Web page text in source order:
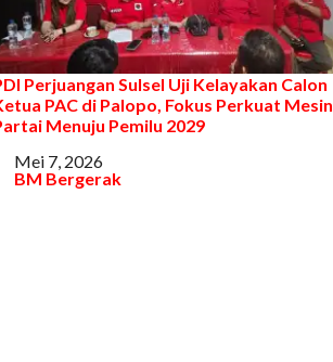
Perjuangan Sulsel Uji Kelayakan Calon
PAC di Palopo, Fokus Perkuat Mesin
Menuju Pemilu 2029
Tanggal
Mei 7, 2026
Sehubungan dengan
BM Bergerak